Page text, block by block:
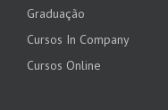
Graduação
Cursos In Company
Cursos Online